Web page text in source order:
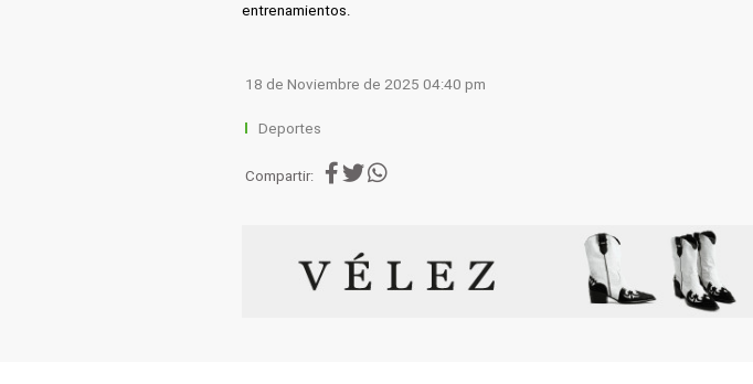
entrenamientos.
18 de Noviembre de 2025 04:40 pm
Deportes
Compartir: